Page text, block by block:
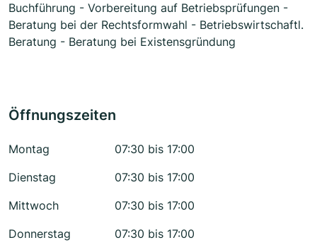
Buchführung - Vorbereitung auf Betriebsprüfungen -
Beratung bei der Rechtsformwahl - Betriebswirtschaftl.
Beratung - Beratung bei Existensgründung
Öffnungszeiten
Montag
07:30 bis 17:00
Dienstag
07:30 bis 17:00
Mittwoch
07:30 bis 17:00
Donnerstag
07:30 bis 17:00